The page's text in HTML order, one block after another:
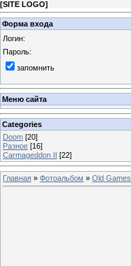
[SITE LOGO]
Форма входа
Логин:
Пароль:
запомнить
Меню сайта
Categories
Doom [20]
Разное [16]
Carmageddon II [22]
Главная » Фотоальбом » Old Games